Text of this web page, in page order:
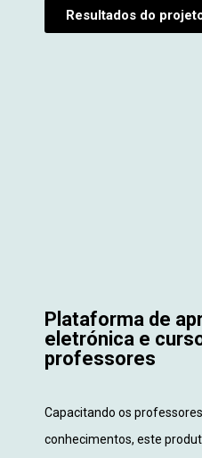
Resultados do
Plataforma de
eletrónica e
professores
Capacitando os
conhecimentos, este